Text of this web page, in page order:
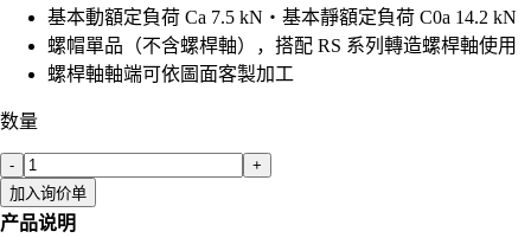
基本動額定負荷 Ca 7.5 kN・基本靜額定負荷 C0a 14.2 kN
螺帽單品（不含螺桿軸），搭配 RS 系列轉造螺桿軸使用
螺桿軸軸端可依圖面客製加工
数量
-
+
加入询价单
产品说明